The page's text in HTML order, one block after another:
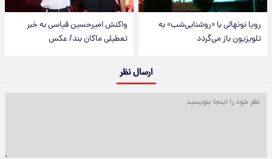
رویا نونهالی با «روشنایی‌شب» به
تلویزیون باز می‌گردد
واکنش امیرحسین قیاسی به خبر
تعطیلی ماکان بند/ عکس
ارسال نظر